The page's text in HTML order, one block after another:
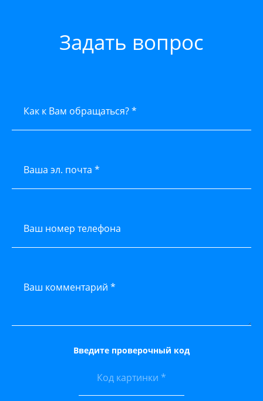
Задать вопрос
Как к Вам обращаться? *
Ваша эл. почта *
Ваш номер телефона
Ваш комментарий *
Введите проверочный код